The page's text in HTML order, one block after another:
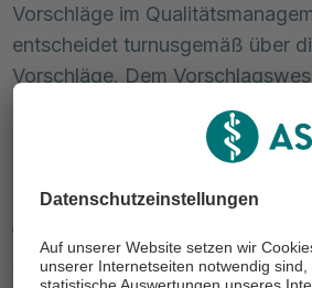
Vorschläge im
entscheidet turnusgemäß über
Vorschläge. Dem
digitales Schwarzes Brett
Qualitätsbericht
Wir informieren Sie umfänglich